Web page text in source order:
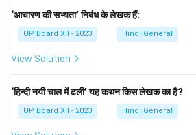
लिए मुहम्मद गोरी से कई युद्ध लड़े। पृथ्वीराज
कर्तव्यपरायणता और पराक्रम का प्रतीक है।
‘आचारण की सभ्यता’ निबंध के लेखक हैं:
UP Board XII - 2023 Hindi General
View Solution
‘हिन्दी नयी चाल में ढली’ यह कथन किस लेखक का है?
UP Board XII - 2023 Hindi General